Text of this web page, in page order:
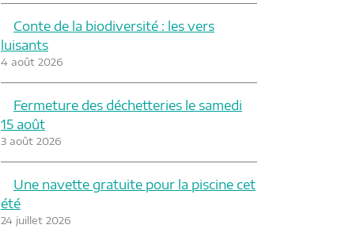
Conte de la biodiversité : les vers
luisants
4 août 2026
Fermeture des déchetteries le samedi
15 août
3 août 2026
Une navette gratuite pour la piscine cet
été
24 juillet 2026